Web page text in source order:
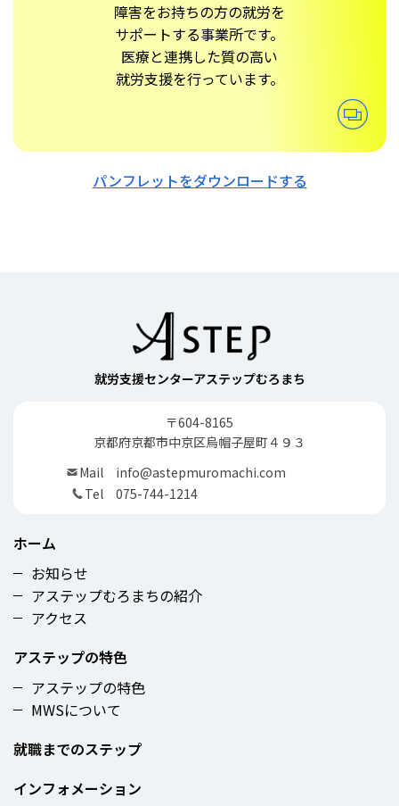
障害をお持ちの方の就労を
サポートする事業所です。
医療と連携した質の高い
就労支援を行っています。
パンフレットをダウンロードする
就労支援センターアステップむろまち
〒604-8165
京都府京都市中京区烏帽子屋町４９３
Mail
info@astepmuromachi.com
Tel
075-744-1214
ホーム
お知らせ
アステップむろまちの紹介
アクセス
アステップの特色
アステップの特色
MWSについて
就職までのステップ
インフォメーション